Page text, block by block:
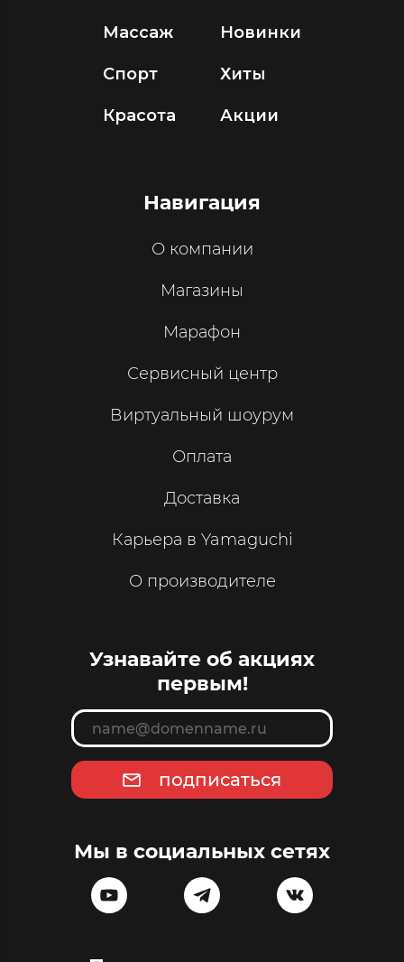
Массаж
Спорт
Красота
Новинки
Хиты
Акции
Навигация
О компании
Магазины
Марафон
Сервисный центр
Виртуальный шоурум
Оплата
Доставка
Карьера в Yamaguchi
О производителе
Узнавайте об акциях
первым!
подписаться
Мы в социальных сетях